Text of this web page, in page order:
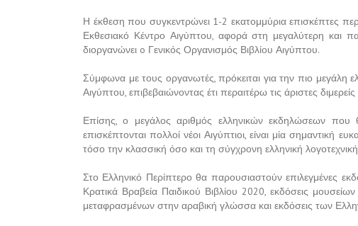
Η έκθεση που συγκεντρώνει 1-2 εκατομμύρια επισκέπτες
Εκθεσιακό Κέντρο Αιγύπτου, αφορά στη μεγαλύτερη και
διοργανώνει o Γενικός Οργανισμός Βιβλίου Αιγύπτου.
Σύμφωνα με τους οργανωτές, πρόκειται για την πιο μεγάλη
Αιγύπτου, επιβεβαιώνοντας έτι περαιτέρω τις άριστες
Επίσης, ο μεγάλος αριθμός ελληνικών εκδηλώσεων
επισκέπτονται πολλοί νέοι Αιγύπτιοι, είναι μία σημαντική
τόσο την κλασσική όσο και τη σύγχρονη ελληνική
Στο Ελληνικό Περίπτερο θα παρουσιαστούν επιλεγμένες
Κρατικά Βραβεία Παιδικού Βιβλίου 2020, εκδόσεις μουσείων
μεταφρασμένων στην αραβική γλώσσα και εκδόσεις των